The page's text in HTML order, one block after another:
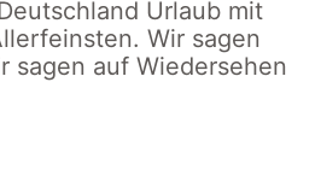
Urlaub mit
Wir sagen
sagen auf Wiedersehen